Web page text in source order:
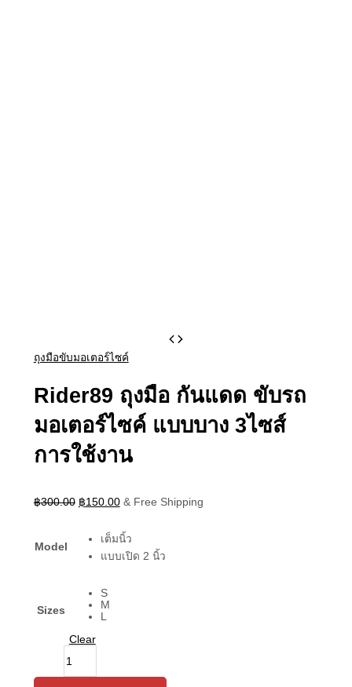
ถุงมือขับมอเตอร์ไซค์
Rider89 ถุงมือ กันแดด ขับรถ
มอเตอร์ไซค์ แบบบาง 3ไซส์
การใช้งาน
฿300.00
was:
฿150.00
price
is:
& Free Shipping
Model
เต็มนิ้ว
แบบเปิด 2 นิ้ว
Sizes
S
M
L
Clear
ถุงมือ
ขับ
รถ
มอเตอร์ไซค์
3ไซส์
งาน